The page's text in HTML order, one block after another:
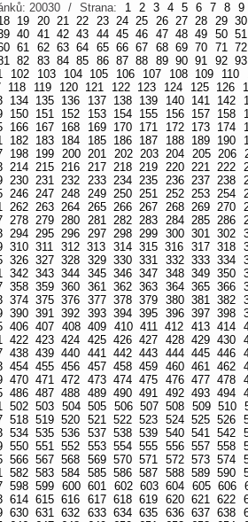
20030 / Strana: 1 2 3 4 5 6 7 8 9
19 20 21 22 23 24 25 26 27 28 29 30
40 41 42 43 44 45 46 47 48 49 50 51
61 62 63 64 65 66 67 68 69 70 71 72
82 83 84 85 86 87 88 89 90 91 92 93
102 103 104 105 106 107 108 109 110
118 119 120 121 122 123 124 125 126
134 135 136 137 138 139 140 141 142
150 151 152 153 154 155 156 157 158
166 167 168 169 170 171 172 173 174
182 183 184 185 186 187 188 189 190
198 199 200 201 202 203 204 205 206
214 215 216 217 218 219 220 221 222
230 231 232 233 234 235 236 237 238
246 247 248 249 250 251 252 253 254
262 263 264 265 266 267 268 269 270
278 279 280 281 282 283 284 285 286
294 295 296 297 298 299 300 301 302
310 311 312 313 314 315 316 317 318
326 327 328 329 330 331 332 333 334
342 343 344 345 346 347 348 349 350
358 359 360 361 362 363 364 365 366
374 375 376 377 378 379 380 381 382
390 391 392 393 394 395 396 397 398
406 407 408 409 410 411 412 413 414
422 423 424 425 426 427 428 429 430
438 439 440 441 442 443 444 445 446
454 455 456 457 458 459 460 461 462
470 471 472 473 474 475 476 477 478
486 487 488 489 490 491 492 493 494
502 503 504 505 506 507 508 509 510
518 519 520 521 522 523 524 525 526
534 535 536 537 538 539 540 541 542
550 551 552 553 554 555 556 557 558
566 567 568 569 570 571 572 573 574
582 583 584 585 586 587 588 589 590
598 599 600 601 602 603 604 605 606
614 615 616 617 618 619 620 621 622
630 631 632 633 634 635 636 637 638